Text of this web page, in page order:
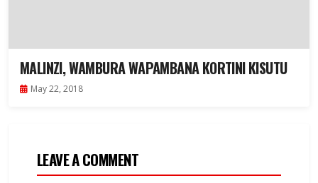
MALINZI, WAMBURA WAPAMBANA KORTINI KISUTU
May 22, 2018
LEAVE A COMMENT